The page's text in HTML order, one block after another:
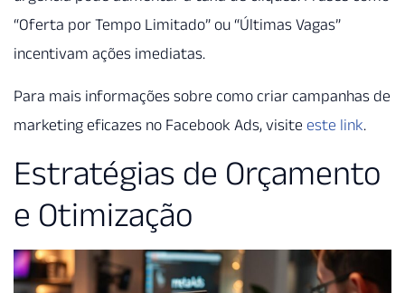
“Oferta por Tempo Limitado” ou “Últimas Vagas”
incentivam ações imediatas.
Para mais informações sobre como criar campanhas de
marketing eficazes no Facebook Ads, visite este link.
Estratégias de Orçamento
e Otimização